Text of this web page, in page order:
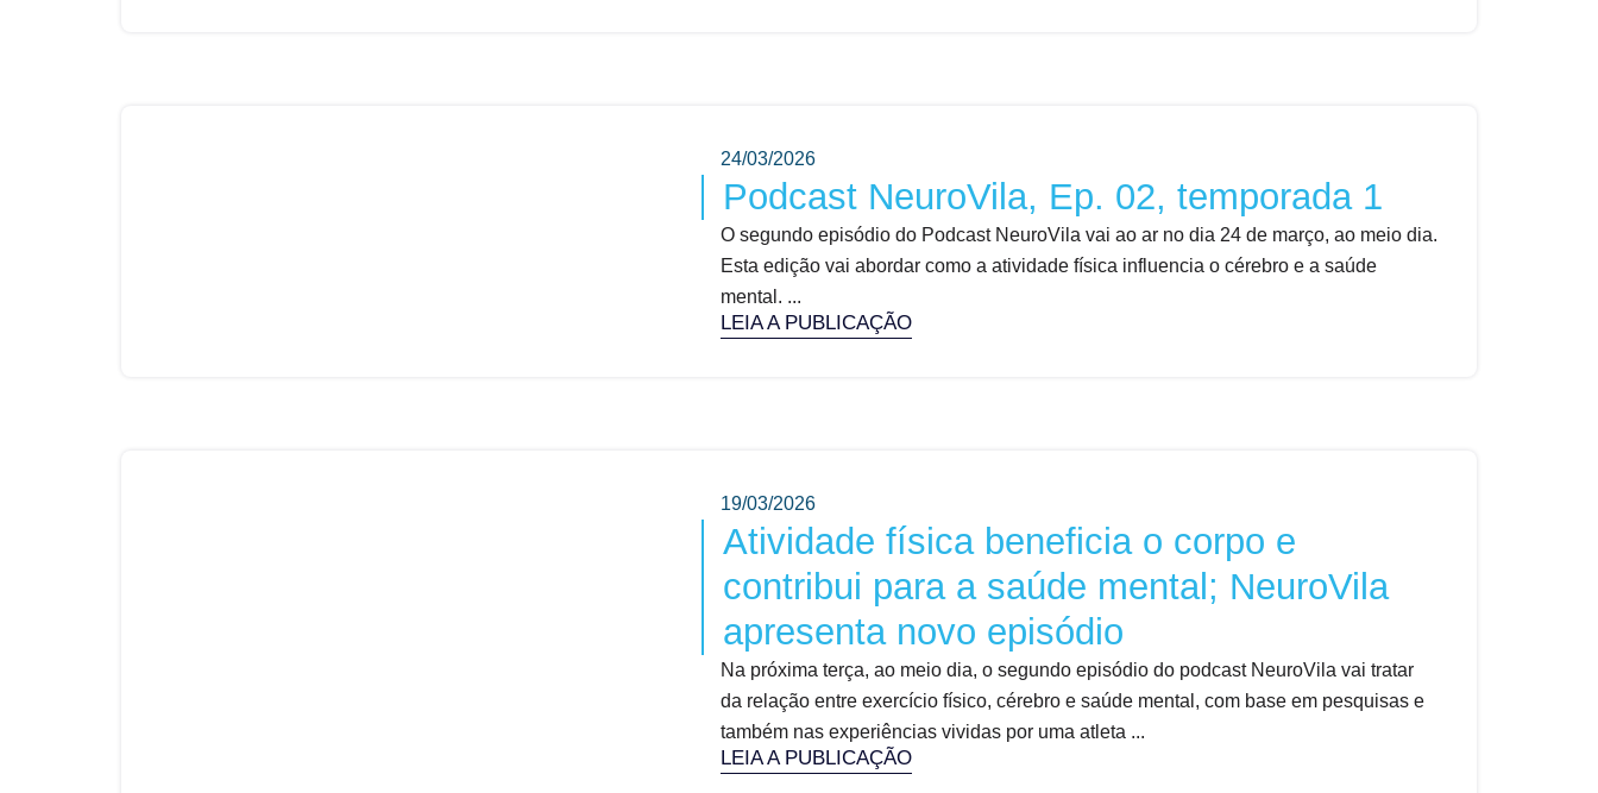
24/03/2026
Podcast NeuroVila, Ep. 02, temporada 1
O segundo episódio do Podcast NeuroVila vai ao ar no dia 24 de março, ao meio dia.
Esta edição vai abordar como a atividade física influencia o cérebro e a saúde
mental. ...
LEIA A PUBLICAÇÃO
19/03/2026
Atividade física beneficia o corpo e
contribui para a saúde mental; NeuroVila
apresenta novo episódio
Na próxima terça, ao meio dia, o segundo episódio do podcast NeuroVila vai tratar
da relação entre exercício físico, cérebro e saúde mental, com base em pesquisas e
também nas experiências vividas por uma atleta ...
LEIA A PUBLICAÇÃO